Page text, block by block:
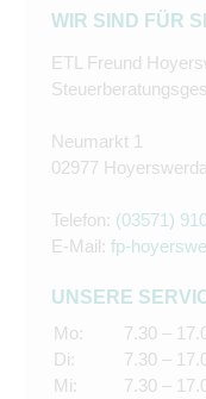
WIR SIND FÜR
ETL Freund
Neumarkt 1
02977 Hoyerswerda
Telefon: (03571)
E-Mail: fp-
UNSERE
Mo:
Di:
Mi:
7.30 –
7.30 –
7.30 –